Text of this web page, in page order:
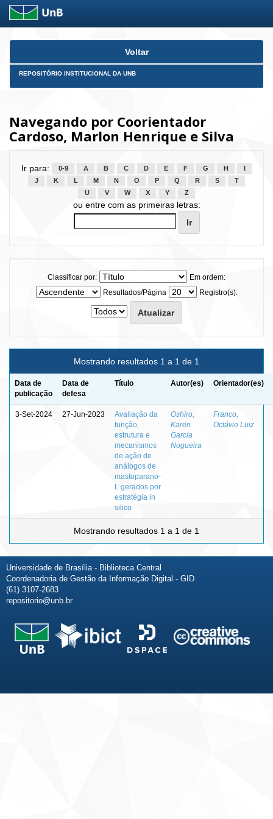
Skip
Voltar
REPOSITÓRIO INSTITUCIONAL DA UNB
Navegando por Coorientador
Cardoso, Marlon Henrique e Silva
Ir para: 0-9 A B C D E F G H
J
K L M N O P Q R S
T
U
V W X Y Z
ou entre com as primeiras letras:
Classificar por:
Em ordem:
Resultados/Página
Registro(s):
Mostrando resultados 1 a 1 de 1
Data de
publicação
Data de
defesa
Título Autor(es) Orientador(es)
3-Set-2024 27-Jun-2023
Avaliação da
função,
estrutura e
mecanismos
de ação de
análogos de
mastoparano-
L gerados por
estratégia in
silico
Oshiro,
Karen
Garcia
Nogueira
Franco,
Octávio Luiz
Mostrando resultados 1 a 1 de 1
Universidade de Brasília - Biblioteca Central
Coordenadoria de Gestão da Informação Digital - GID
(61) 3107-2683
repositorio@unb.br